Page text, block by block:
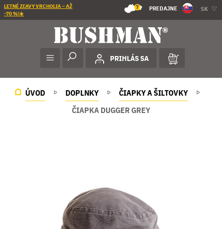
LETNÉ ZĽAVY VRCHOLIA – AŽ
-70 %!☀️
7 PREDAJNE SK
PRIHLÁS SA
ÚVOD DOPLNKY
ČIAPKY A ŠILTOVKY
ČIAPKA DUGGER GREY